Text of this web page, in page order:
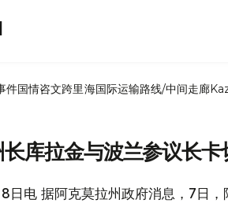
件国情咨文跨里海国际运输路线/中间走廊
库拉金与波兰参议长
日电 据阿克莫拉州政府消息，7日